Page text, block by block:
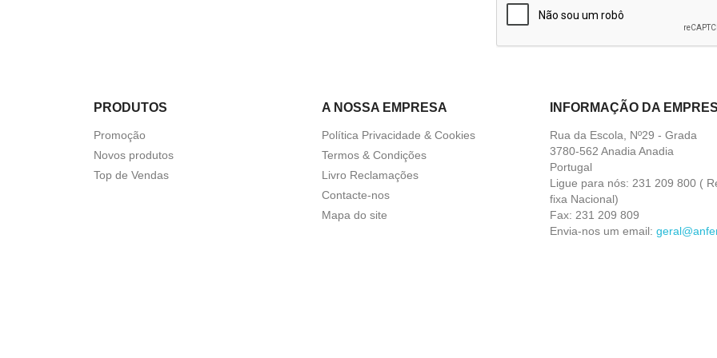
PRODUTOS
Promoção
Novos produtos
Top de Vendas
A NOSSA EMPRESA
Política Privacidade & Cookies
Termos & Condições
Livro Reclamações
Contacte-nos
Mapa do site
INFORMAÇÃO DA
Rua da Escola, Nº29 - Grada
3780-562 Anadia Anadia
Portugal
Ligue para nós: 231 209 800 (
fixa Nacional)
Fax: 231 209 809
Envia-nos um email: